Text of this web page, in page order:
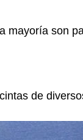
mayoría son
de